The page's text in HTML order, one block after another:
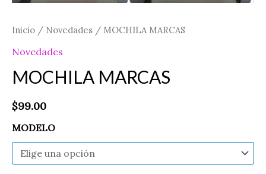
Inicio / Novedades / MOCHILA MARCAS
Novedades
MOCHILA MARCAS
$99.00
MODELO